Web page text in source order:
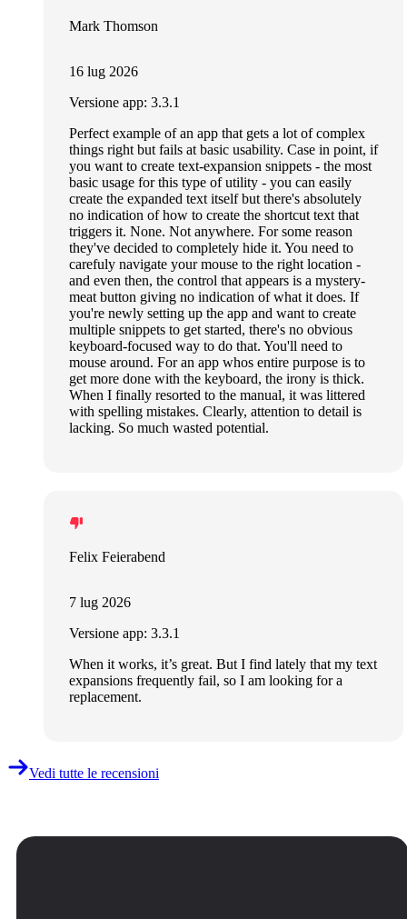
Mark Thomson
16 lug 2026
Versione app: 3.3.1
Perfect example of an app that gets a lot of complex
things right but fails at basic usability. Case in point, if
you want to create text-expansion snippets - the most
basic usage for this type of utility - you can easily
create the expanded text itself but there's absolutely
no indication of how to create the shortcut text that
triggers it. None. Not anywhere. For some reason
they've decided to completely hide it. You need to
carefuly navigate your mouse to the right location -
and even then, the control that appears is a mystery-
meat button giving no indication of what it does. If
you're newly setting up the app and want to create
multiple snippets to get started, there's no obvious
keyboard-focused way to do that. You'll need to
mouse around. For an app whos entire purpose is to
get more done with the keyboard, the irony is thick.
When I finally resorted to the manual, it was littered
with spelling mistakes. Clearly, attention to detail is
lacking. So much wasted potential.
Felix Feierabend
7 lug 2026
Versione app: 3.3.1
When it works, it’s great. But I find lately that my text
expansions frequently fail, so I am looking for a
replacement.
Vedi tutte le recensioni